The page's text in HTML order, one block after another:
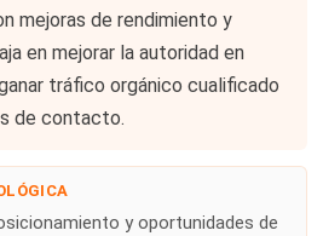
mejoras de rendimiento y
en mejorar la autoridad en
tráfico orgánico cualificado
de contacto.
y oportunidades de